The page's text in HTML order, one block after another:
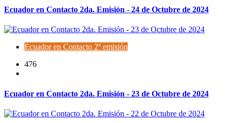
Ecuador en Contacto 2da. Emisión - 24 de Octubre de 2024
Ecuador en Contacto 2º emisión
476
Ecuador en Contacto 2da. Emisión - 23 de Octubre de 2024